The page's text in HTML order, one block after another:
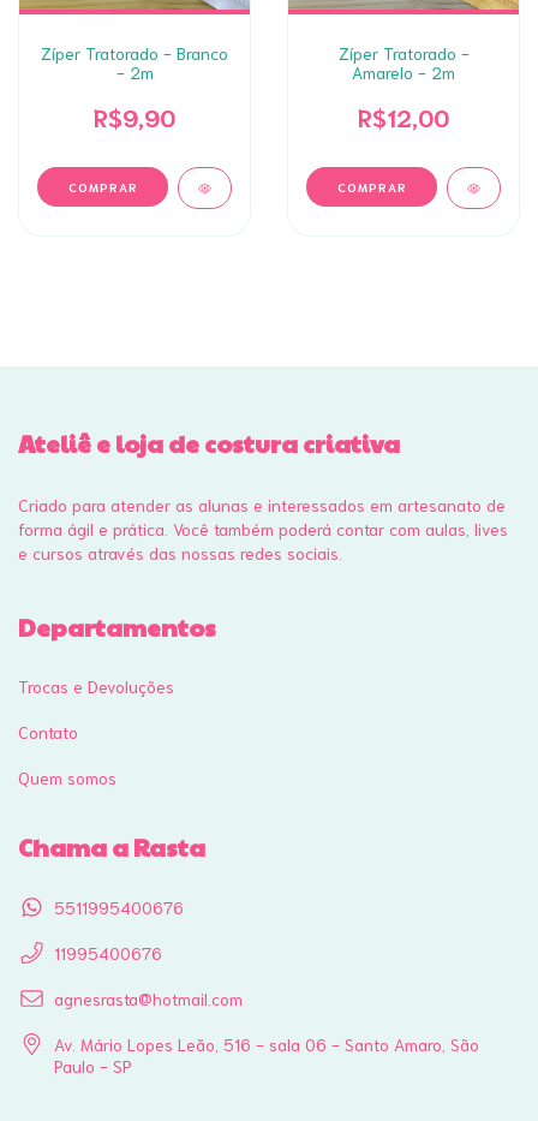
Zíper Tratorado - Branco
- 2m
R$9,90
Zíper Tratorado -
Amarelo - 2m
R$12,00
Ateliê e loja de costura criativa
Criado para atender as alunas e interessados em artesanato de
forma ágil e prática. Você também poderá contar com aulas, lives
e cursos através das nossas redes sociais.
Departamentos
Trocas e Devoluções
Contato
Quem somos
Chama a Rasta
5511995400676
11995400676
agnesrasta@hotmail.com
Av. Mário Lopes Leão, 516 - sala 06 - Santo Amaro, São
Paulo - SP